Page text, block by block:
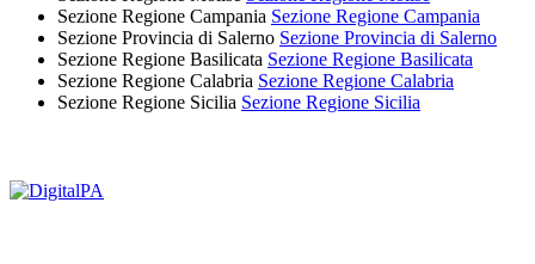
Sezione Regione Campania Sezione Regione Campania
Sezione Provincia di Salerno Sezione Provincia di Salerno
Sezione Regione Basilicata Sezione Regione Basilicata
Sezione Regione Calabria Sezione Regione Calabria
Sezione Regione Sicilia Sezione Regione Sicilia